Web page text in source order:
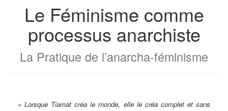
livres
Le Féminisme comme
processus anarchiste
La Pratique de l’anarcha-féminisme
« Lorsque Tiamat créa le monde, elle le créa complet et sans